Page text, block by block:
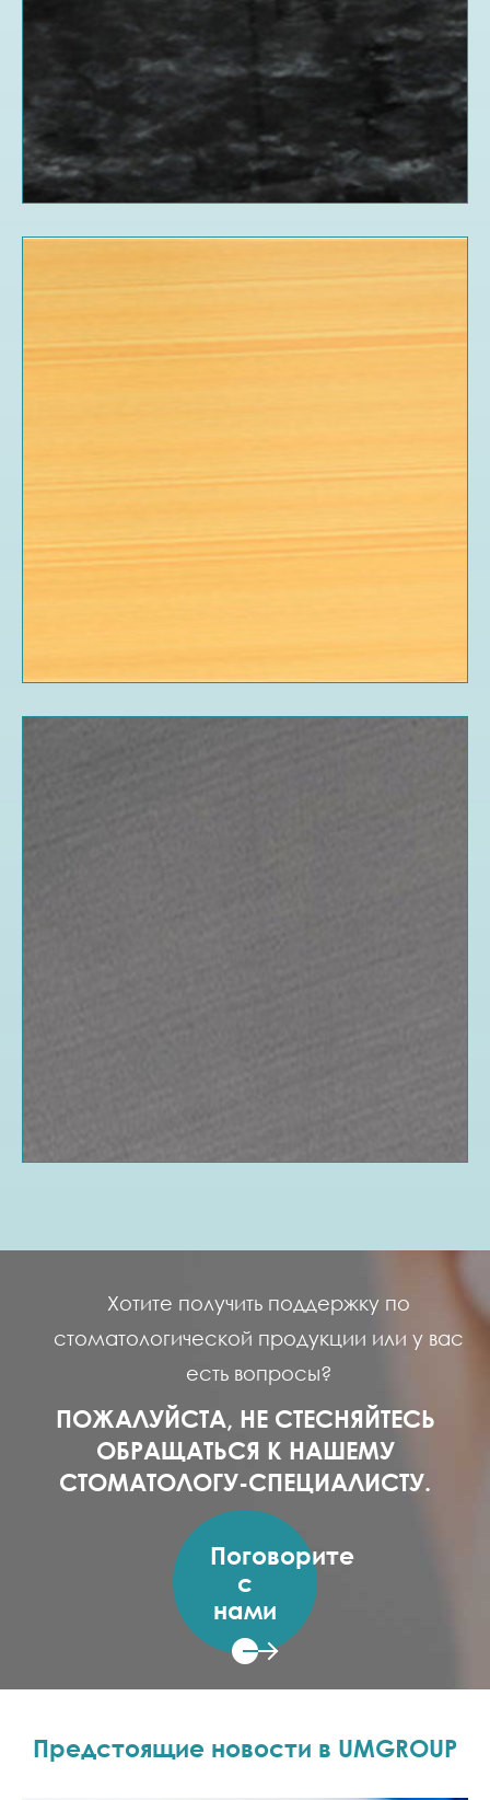
Хотите получить поддержку по
стоматологической продукции или у вас
есть вопросы?
ПОЖАЛУЙСТА, НЕ СТЕСНЯЙТЕСЬ
ОБРАЩАТЬСЯ К НАШЕМУ
СТОМАТОЛОГУ-СПЕЦИАЛИСТУ.
Поговорите
с
нами
Предстоящие новости в UMGROUP